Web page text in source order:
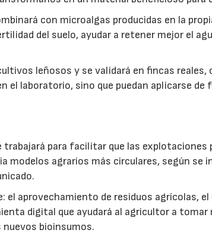
con microalgas producidas en la
del suelo, ayudar a retener mejor el
leñosos y se validará en fincas reales,
el laboratorio, sino que puedan aplicarse de
para facilitar que las explotaciones
modelos agrarios más circulares, según se
el aprovechamiento de residuos agrícolas,
digital que ayudará al agricultor a tomar
bioinsumos.